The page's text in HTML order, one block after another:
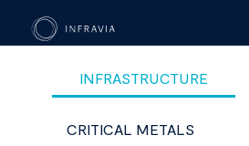
INFRASTRUCTURE
CRITICAL METALS